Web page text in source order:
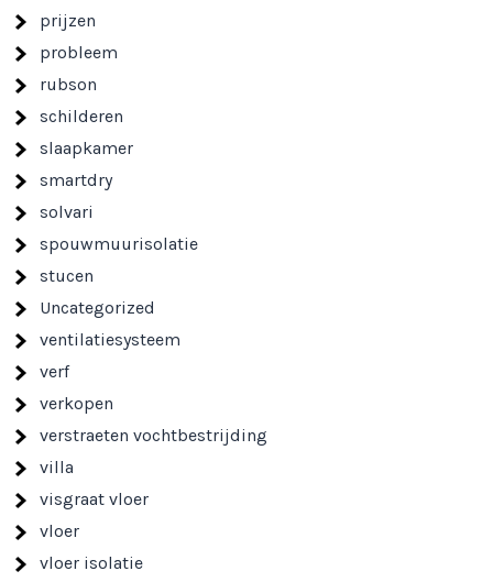
prijzen
probleem
rubson
schilderen
slaapkamer
smartdry
solvari
spouwmuurisolatie
stucen
Uncategorized
ventilatiesysteem
verf
verkopen
verstraeten vochtbestrijding
villa
visgraat vloer
vloer
vloer isolatie